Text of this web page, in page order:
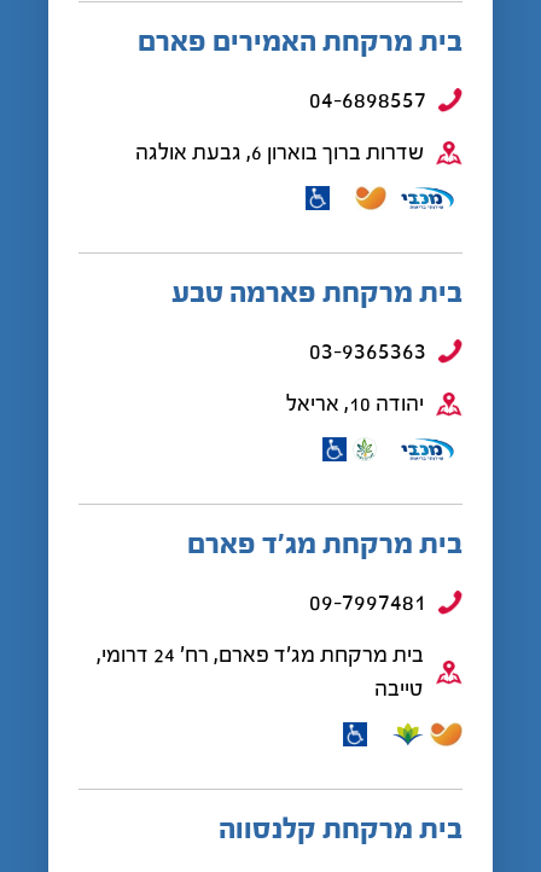
בית מרקחת האמירים פארם
04-6898557
שדרות ברוך בוארון 6, גבעת אולגה
בית מרקחת פארמה טבע
03-9365363
יהודה 10, אריאל
בית מרקחת מג’ד פארם
09-7997481
בית מרקחת מג'ד פארם, רח' 24 דרומי,
טייבה
בית מרקחת קלנסווה